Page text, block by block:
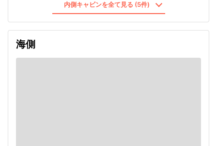
内側キャビンを全て見る (5件)
海側